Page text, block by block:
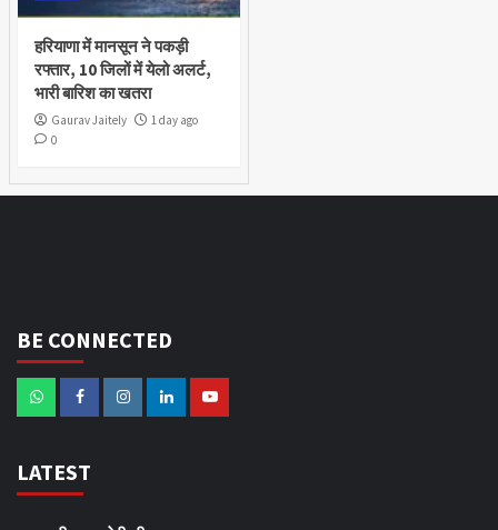
हरियाणा में मानसून ने पकड़ी
रफ्तार, 10 जिलों में येलो अलर्ट,
भारी बारिश का खतरा
Gaurav Jaitely
1 day ago
0
BE CONNECTED
LATEST